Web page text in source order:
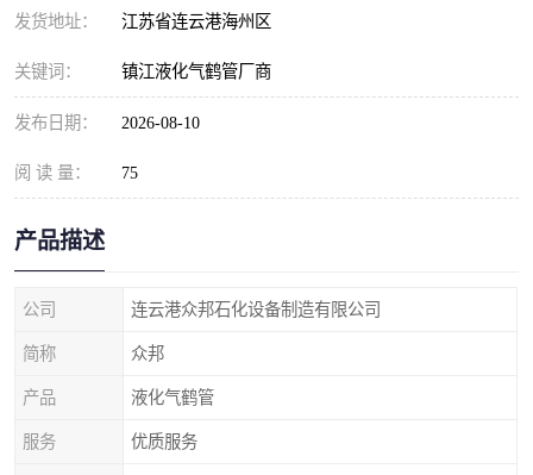
发货地址： 江苏省连云港海州区
关键词： 镇江液化气鹤管厂商
发布日期： 2026-08-10
阅 读 量： 75
产品描述
公司 连云港众邦石化设备制造有限公司
简称 众邦
产品 液化气鹤管
服务 优质服务